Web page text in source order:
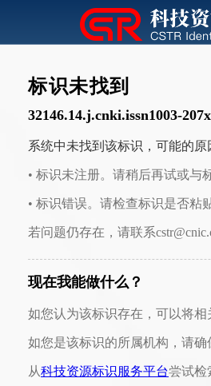
标识未找到
32146.14.j.cnki.issn1003-
系统中未找到该标识，可能的原
• 标识未注册。请稍后再试或与
• 标识错误。请检查标识是否粘
若问题仍存在，请联系
现在我能做什么？
如您认为该标识存在，可以将相
如您是该标识的所属机构，请确
从科技资源标识服务平台尝试检